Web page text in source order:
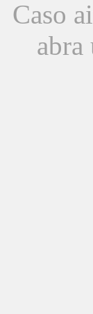
Caso
abra